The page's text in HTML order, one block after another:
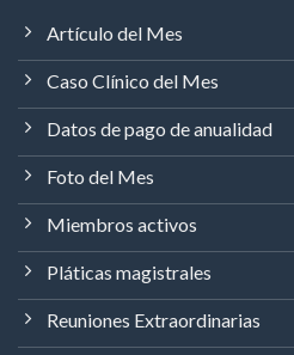
Artículo del Mes
Caso Clínico del Mes
Datos de pago de anualidad
Foto del Mes
Miembros activos
Pláticas magistrales
Reuniones Extraordinarias